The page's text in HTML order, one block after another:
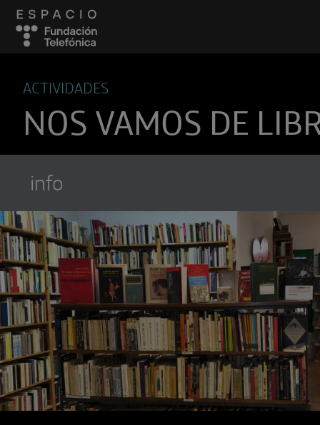
ACTIVIDADES
NOS VAMOS DE
info
Suscríbete aEncuentros Fundación
Utiliza cualquiera de tus clietes
recibir los nuevos episodios al